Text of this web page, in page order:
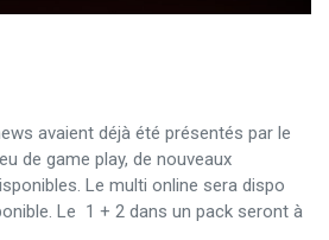
avaient déjà été présentés par le
de game play, de nouveaux
Le multi online sera dispo
Le 1 + 2 dans un pack seront à